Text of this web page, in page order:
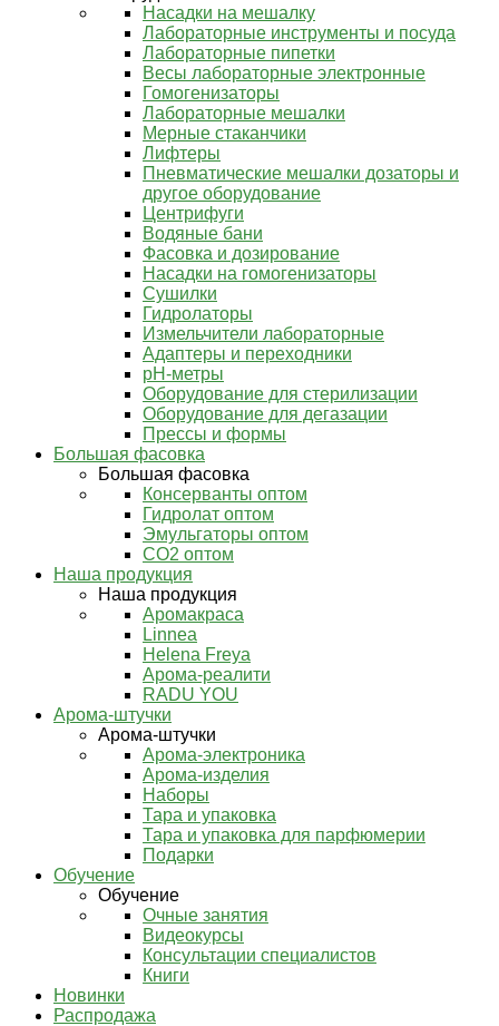
Насадки на мешалку
Лабораторные инструменты и посуда
Лабораторные пипетки
Весы лабораторные электронные
Гомогенизаторы
Лабораторные мешалки
Мерные стаканчики
Лифтеры
Пневматические мешалки дозаторы и
другое оборудование
Центрифуги
Водяные бани
Фасовка и дозирование
Насадки на гомогенизаторы
Сушилки
Гидролаторы
Измельчители лабораторные
Адаптеры и переходники
pH-метры
Оборудование для стерилизации
Оборудование для дегазации
Прессы и формы
Большая фасовка
Большая фасовка
Консерванты оптом
Гидролат оптом
Эмульгаторы оптом
СО2 оптом
Наша продукция
Наша продукция
Аромакраса
Linnea
Helena Freya
Арома-реалити
RADU YOU
Арома-штучки
Арома-штучки
Арома-электроника
Арома-изделия
Наборы
Тара и упаковка
Тара и упаковка для парфюмерии
Подарки
Обучение
Обучение
Очные занятия
Видеокурсы
Консультации специалистов
Книги
Новинки
Распродажа